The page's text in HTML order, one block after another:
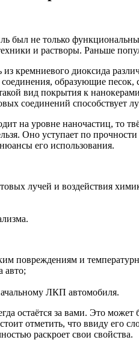
был не только
и растворы. Раньше
из кремниевого диоксида
образующие
вид покрытия к
соединений способствует
на уровне наночастиц, то
Оно уступает по
его использования.
лучей и воздействия
повреждениям и
авто;
ЛКП автомобиля.
остаётся за вами. Это может
отметить, что ввиду его
раскроет свои свойства.